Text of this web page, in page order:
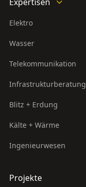
Elektro
Wasser
Telekommunikation
Infrastrukturberatung
Blitz + Erdung
Kälte + Wärme
Ingenieurwesen
Projekte